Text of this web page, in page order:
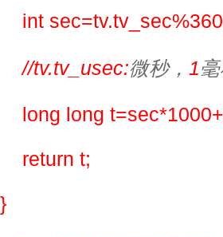
int
//tv.tv_usec:微秒， 1
long long
return t;
}